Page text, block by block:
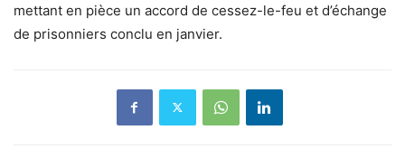
mettant en pièce un accord de cessez-le-feu et d’échange
de prisonniers conclu en janvier.